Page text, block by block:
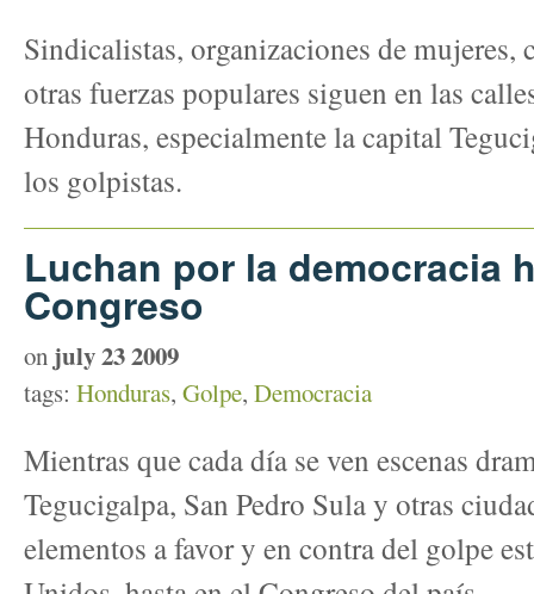
Sindicalistas, organizaciones de mujeres,
otras fuerzas populares siguen en las
Honduras, especialmente la capital
los golpistas.
Luchan por la democracia
Congreso
on july 23 2009
tags: Honduras, Golpe, Democracia
Mientras que cada día se ven escenas
Tegucigalpa, San Pedro Sula y otras
elementos a favor y en contra del golpe